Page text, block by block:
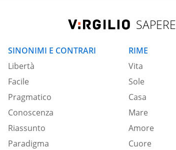
SAPERE
SINONIMI E CONTRARI
Libertà
Facile
Pragmatico
Conoscenza
Riassunto
Paradigma
RIME
Vita
Sole
Casa
Mare
Amore
Cuore